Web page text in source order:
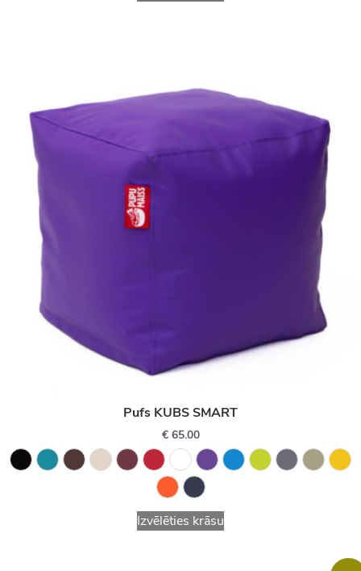
Pufs KUBS SMART
€65.00
Izvēlēties krāsu